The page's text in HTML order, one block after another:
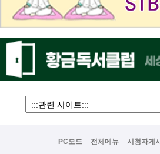
PC모드 전체메뉴 시청자게